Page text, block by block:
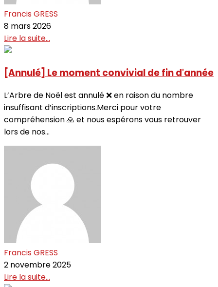
Francis GRESS
8 mars 2026
Lire la suite...
[Annulé] Le moment convivial de fin d'année
L’Arbre de Noël est annulé ❌ en raison du nombre
insuffisant d’inscriptions.Merci pour votre
compréhension 🙏 et nous espérons vous retrouver
lors de nos...
Francis GRESS
2 novembre 2025
Lire la suite...